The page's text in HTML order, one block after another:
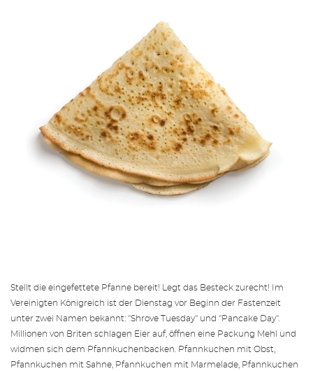
Stellt die eingefettete Pfanne bereit! Legt das Besteck zurecht! Im
Vereinigten Königreich ist der Dienstag vor Beginn der Fastenzeit
unter zwei Namen bekannt: "Shrove Tuesday" und "Pancake Day".
Millionen von Briten schlagen Eier auf, öffnen eine Packung Mehl und
widmen sich dem Pfannkuchenbacken. Pfannkuchen mit Obst,
Pfannkuchen mit Sahne, Pfannkuchen mit Marmelade, Pfannkuchen